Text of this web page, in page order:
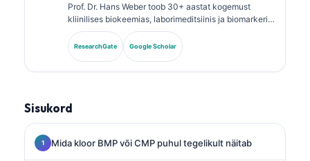
Prof. Dr. Hans Weber toob 30+ aastat kogemust
kliinilises biokeemias, laborimeditsiinis ja biomarkerite
uurimises. Ta oli varem Saksa kliinilise keemia seltsi
president ning on spetsialiseerunud diagnostiliste
paneelide analüüsile, biomarkerite
ResearchGate Google Scholar
Sisukord
Mida kloor BMP või CMP puhul tegelikult näitab